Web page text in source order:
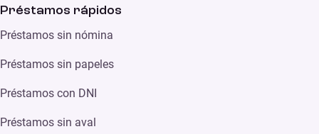
Préstamos rápidos
Préstamos sin nómina
Préstamos sin papeles
Préstamos con DNI
Préstamos sin aval